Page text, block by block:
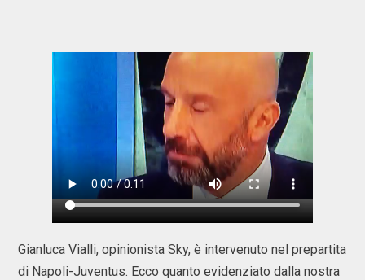
Gianluca Vialli, opinionista Sky, è intervenuto nel prepartita
di Napoli-Juventus. Ecco quanto evidenziato dalla nostra